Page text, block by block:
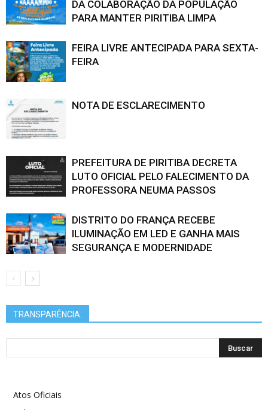
DA COLABORAÇÃO DA POPULAÇÃO
PARA MANTER PIRITIBA LIMPA
FEIRA LIVRE ANTECIPADA PARA SEXTA-
FEIRA
NOTA DE ESCLARECIMENTO
PREFEITURA DE PIRITIBA DECRETA
LUTO OFICIAL PELO FALECIMENTO DA
PROFESSORA NEUMA PASSOS
DISTRITO DO FRANÇA RECEBE
ILUMINAÇÃO EM LED E GANHA MAIS
SEGURANÇA E MODERNIDADE
TRANSPARÊNCIA:
Atos Oficiais